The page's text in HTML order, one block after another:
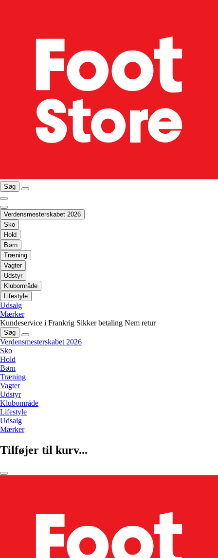
Søg
Verdensmesterskabet 2026
Sko
Hold
Børn
Træning
Vagter
Udstyr
Klubområde
Lifestyle
Udsalg
Mærker
Kundeservice i Frankrig Sikker betaling Nem retur
Søg
Verdensmesterskabet 2026
Sko
Hold
Børn
Træning
Vagter
Udstyr
Klubområde
Lifestyle
Udsalg
Mærker
Tilføjer til kurv...